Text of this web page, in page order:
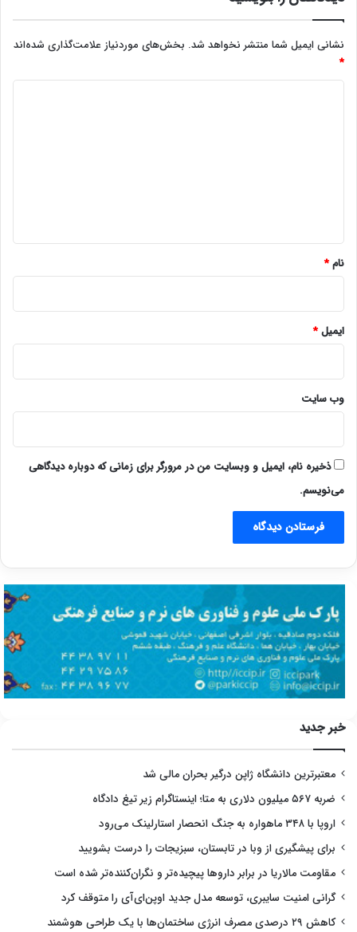
نشانی ایمیل شما منتشر نخواهد شد. بخش‌های موردنیاز علامت‌گذاری شده‌اند
*
نام*
ایمیل*
وب‌ سایت
ذخیره نام، ایمیل و وبسایت من در مرورگر برای زمانی که دوباره دیدگاهی
می‌نویسم.
خبر جدید
معتبرترین دانشگاه ژاپن درگیر بحران مالی شد
ضربه ۵۶۷ میلیون دلاری به متا؛ اینستاگرام زیر تیغ دادگاه
اروپا با ۳۴۸ ماهواره به جنگ انحصار استارلینک می‌رود
برای پیشگیری از وبا در تابستان، سبزیجات را درست بشویید
مقاومت مالاریا در برابر داروها پیچیده‌تر و نگران‌کننده‌تر شده است
گرانی امنیت سایبری، توسعه مدل جدید اوپن‌ای‌آی را متوقف کرد
کاهش ۲۹ درصدی مصرف انرژی ساختمان‌ها با یک طراحی هوشمند